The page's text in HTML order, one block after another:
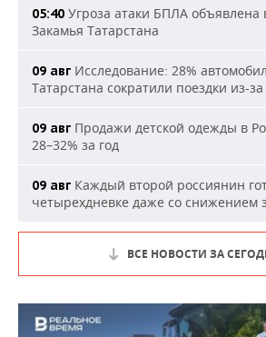
05:40 Угроза атаки БПЛА объявлена
Закамья Татарстана
09 авг Исследование: 28%
Татарстана сократили поездки из-
09 авг Продажи детской одежды в
28–32% за год
09 авг Каждый второй россиянин
четырехдневке даже со снижением
ВСЕ НОВОСТИ ЗА